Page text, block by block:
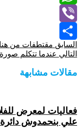
WhatsApp
Viber
Share
السابق مقتطفات من
التالي عندما تتكلم
مقالات مشابهة
فعاليات لمعرض
علي بنحمدوش دائرة